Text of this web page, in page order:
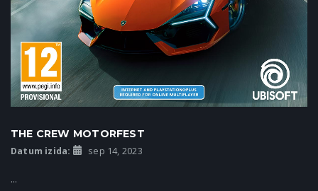
THE CREW MOTORFEST
Datum izida: sep 14, 2023
...